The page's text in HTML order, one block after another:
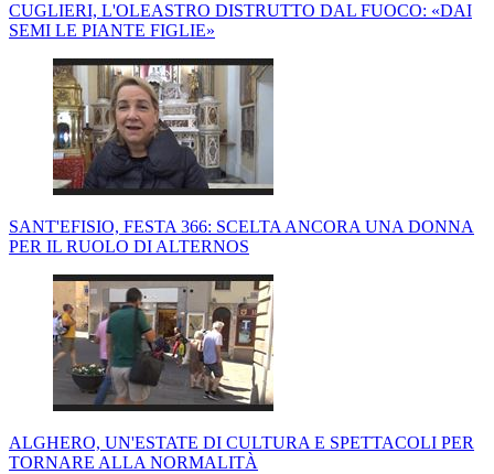
CUGLIERI, L'OLEASTRO DISTRUTTO DAL FUOCO: «DAI
SEMI LE PIANTE FIGLIE»
SANT'EFISIO, FESTA 366: SCELTA ANCORA UNA DONNA
PER IL RUOLO DI ALTERNOS
ALGHERO, UN'ESTATE DI CULTURA E SPETTACOLI PER
TORNARE ALLA NORMALITÀ